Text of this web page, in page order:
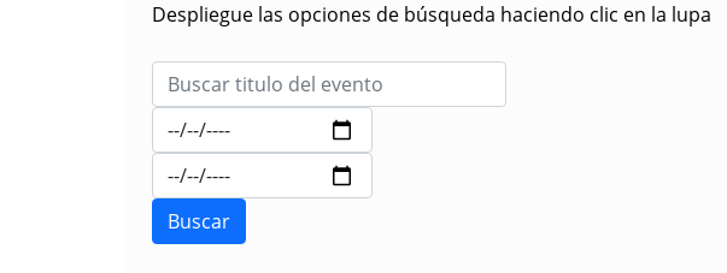
Despliegue las opciones de búsqueda haciendo clic en la lupa